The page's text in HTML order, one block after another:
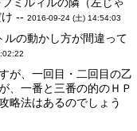
け --2016-09-24 (土) 14:54:03
の動かし方が間違って
が、一回目・二回目の乙
、一番と三番の的のＨＰ
略法はあるのでしょう